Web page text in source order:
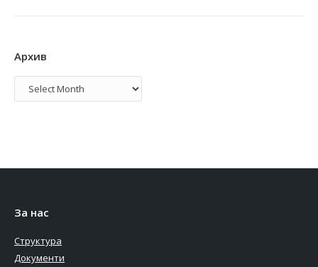
Архив
Архив
За нас
Структура
Документи